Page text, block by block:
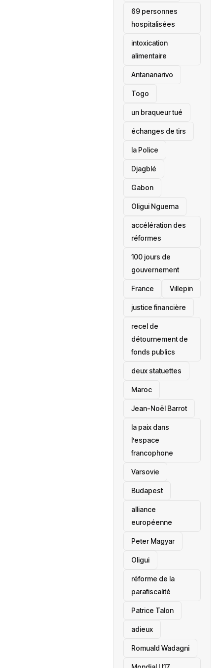
69 personnes
hospitalisées
intoxication
alimentaire
Antananarivo
‎Togo
un braqueur tué
échanges de tirs
la Police
Djagblé
Gabon
Oligui Nguema
accélération des
réformes
100 jours de
gouvernement
France Villepin
justice financière
recel de
détournement de
fonds publics
deux statuettes
Maroc
Jean-Noël Barrot
la paix dans
l’espace
francophone
‎Varsovie
Budapest
alliance
européenne
Peter Magyar
Oligui
réforme de la
parafiscalité
Patrice Talon
adieux
Romuald Wadagni